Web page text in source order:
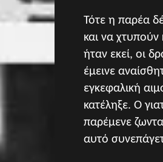
Τότε η παρέα
και να
ήταν εκεί, οι
έμεινε
εγκεφαλική
κατέληξε. Ο
παρέμενε
αυτό